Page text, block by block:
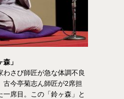
」
わさび師匠が急な体調不良
古今亭菊志ん師匠が2席担
一席目。この「鈴ヶ森」と